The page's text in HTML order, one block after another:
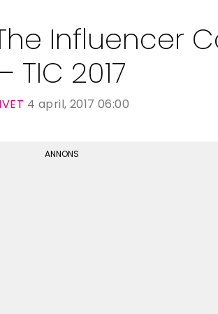
Influencer
TIC 2017
4 april, 2017 06:00